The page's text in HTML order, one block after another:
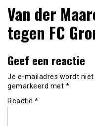
Van der
tegen FC
Geef een reactie
Je e-mailadres wordt niet
gemarkeerd met *
Reactie *